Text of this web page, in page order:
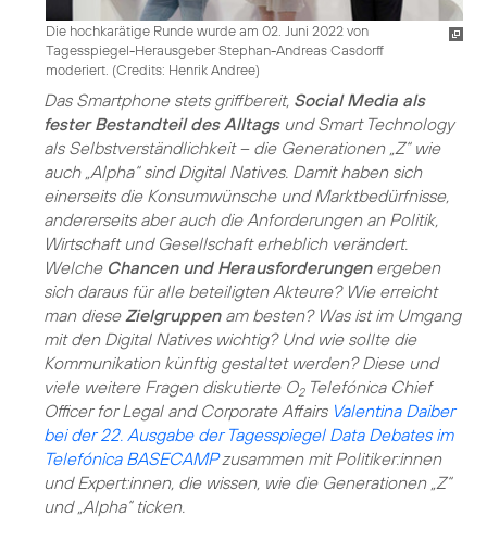
Die hochkarätige Runde wurde am 02. Juni 2022 von
Tagesspiegel-Herausgeber Stephan-Andreas Casdorff
moderiert. (Credits: Henrik Andree)
Das Smartphone stets griffbereit, Social Media als
fester Bestandteil des Alltagsund Smart Technology
als Selbstverständlichkeit – die Generationen „Z“ wie
auch „Alpha“ sind Digital Natives. Damit haben sich
einerseits die Konsumwünsche und Marktbedürfnisse,
andererseits aber auch die Anforderungen an Politik,
Wirtschaft und Gesellschaft erheblich verändert.
Welche Chancen und Herausforderungenergeben
sich daraus für alle beteiligten Akteure? Wie erreicht
man diese Zielgruppenam besten? Was ist im Umgang
mit den Digital Natives wichtig? Und wie sollte die
Kommunikation künftig gestaltet werden? Diese und
viele weitere Fragen diskutierte O2Telefónica Chief
Officer for Legal and Corporate Affairs Valentina Daiber
bei der 22. Ausgabe der Tagesspiegel Data Debates im
Telefónica BASECAMPzusammen mit Politiker:innen
und Expert:innen, die wissen, wie die Generationen „Z“
und „Alpha“ ticken.